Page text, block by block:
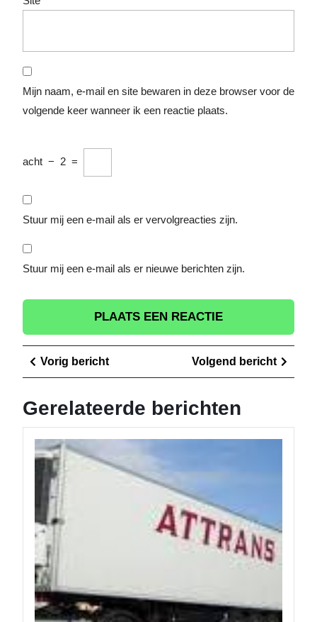
Mijn naam, e-mail en site bewaren in deze browser voor de
volgende keer wanneer ik een reactie plaats.
acht − 2 =
Stuur mij een e-mail als er vervolgreacties zijn.
Stuur mij een e-mail als er nieuwe berichten zijn.
Berichtnavigatie
Vorig berichtVorig
bericht
Volgend bericht
bericht
Gerelateerde berichten